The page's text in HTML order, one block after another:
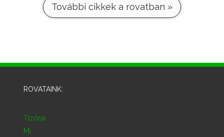
További cikkek a rovatban »
ROVATAINK:
Tízórai
Mi